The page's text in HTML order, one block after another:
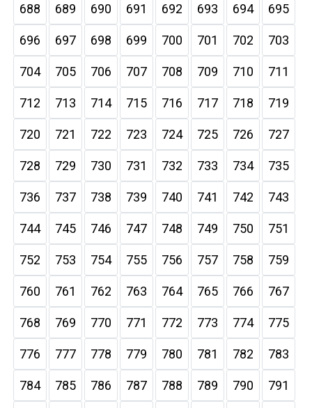
688 689 690 691 692 693 694 695
696 697 698 699 700 701 702 703
704 705 706 707 708 709 710 711
712 713 714 715 716 717 718 719
720 721 722 723 724 725 726 727
728 729 730 731 732 733 734 735
736 737 738 739 740 741 742 743
744 745 746 747 748 749 750 751
752 753 754 755 756 757 758 759
760 761 762 763 764 765 766 767
768 769 770 771 772 773 774 775
776 777 778 779 780 781 782 783
784 785 786 787 788 789 790 791